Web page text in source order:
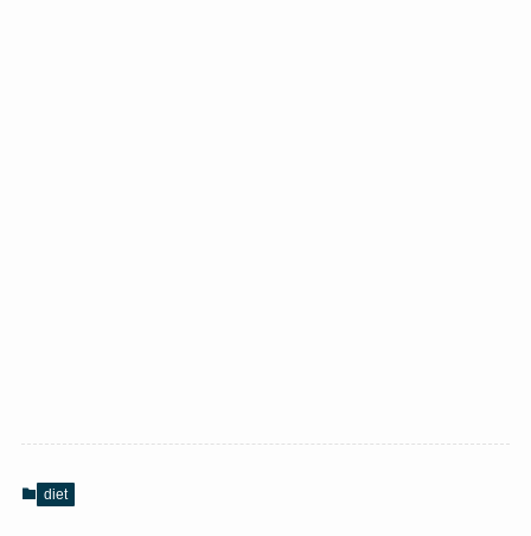
diet